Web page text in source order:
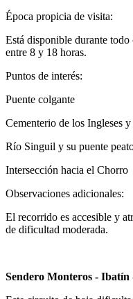
Época propicia de visita:
Está disponible durante
entre 8 y 18 horas.
Puntos de interés:
Puente colgante
Cementerio de los Ingleses
Río Singuil y su puente
Intersección hacia el Chorro
Observaciones adicionales:
El recorrido es accesible y
de dificultad moderada.
Sendero Monteros -